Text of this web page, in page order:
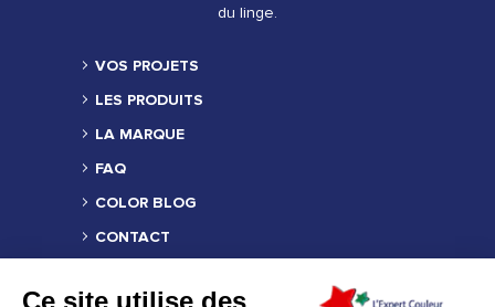
du linge.
VOS PROJETS
LES PRODUITS
LA MARQUE
FAQ
COLOR BLOG
CONTACT
Ce site utilise des